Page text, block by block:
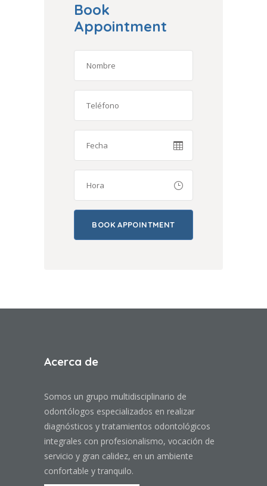
Book
Appointment
Acerca de
Somos un grupo multidisciplinario de
odontólogos especializados en realizar
diagnósticos y tratamientos odontológicos
integrales con profesionalismo, vocación de
servicio y gran calidez, en un ambiente
confortable y tranquilo.